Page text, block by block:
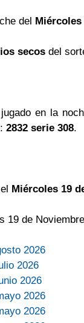
del Miércoles
secos del
en la
2832 serie 308.
Miércoles 19
19 de
2026
2026
2026
2026
2026